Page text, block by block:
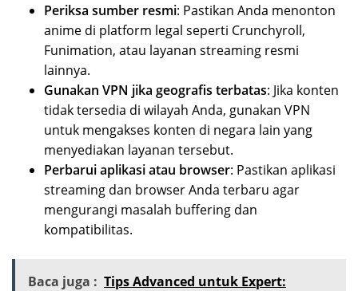
Periksa sumber resmi: Pastikan Anda menonton
anime di platform legal seperti Crunchyroll,
Funimation, atau layanan streaming resmi
lainnya.
Gunakan VPN jika geografis terbatas: Jika konten
tidak tersedia di wilayah Anda, gunakan VPN
untuk mengakses konten di negara lain yang
menyediakan layanan tersebut.
Perbarui aplikasi atau browser: Pastikan aplikasi
streaming dan browser Anda terbaru agar
mengurangi masalah buffering dan
kompatibilitas.
Baca juga : Tips Advanced untuk Expert: